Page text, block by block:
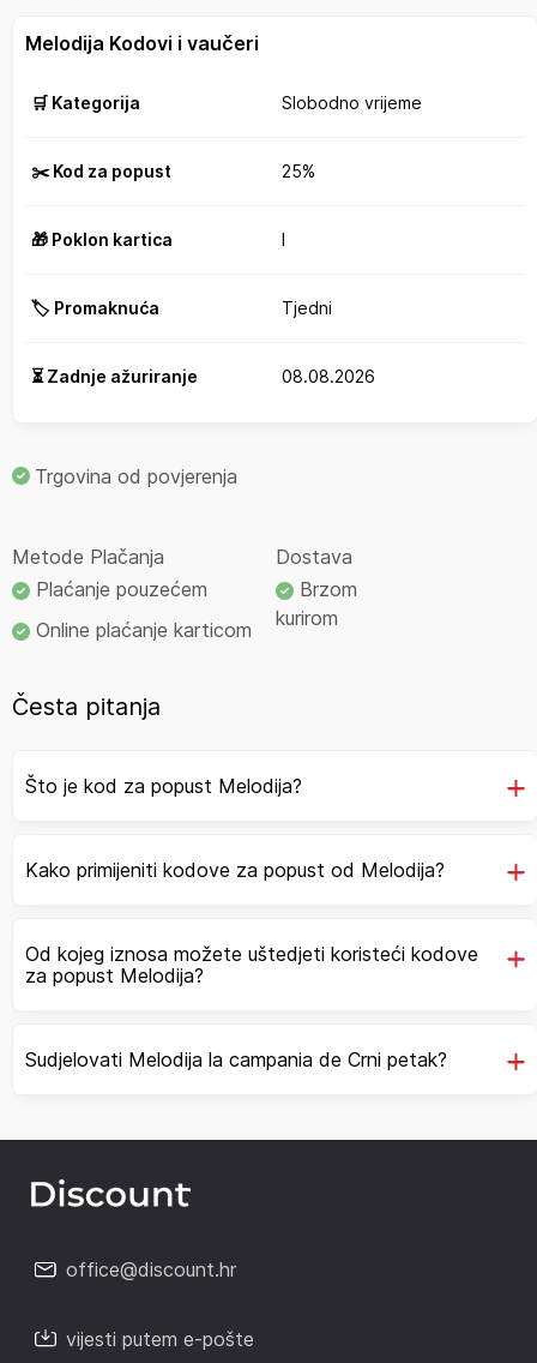
Melodija Kodovi i vaučeri
🛒 Kategorija Slobodno vrijeme
✂️ Kod za popust 25%
🎁 Poklon kartica I
🏷️ Promaknuća Tjedni
⏳ Zadnje ažuriranje 08.08.2026
Trgovina od povjerenja
Metode Plačanja
Plaćanje pouzećem
Online plaćanje karticom
Dostava
Brzom
kurirom
Česta pitanja
Što je kod za popust Melodija?
Kako primijeniti kodove za popust od Melodija?
Od kojeg iznosa možete uštedjeti koristeći kodove
za popust Melodija?
Sudjelovati Melodija la campania de Crni petak?
office@discount.hr
vijesti putem e-pošte